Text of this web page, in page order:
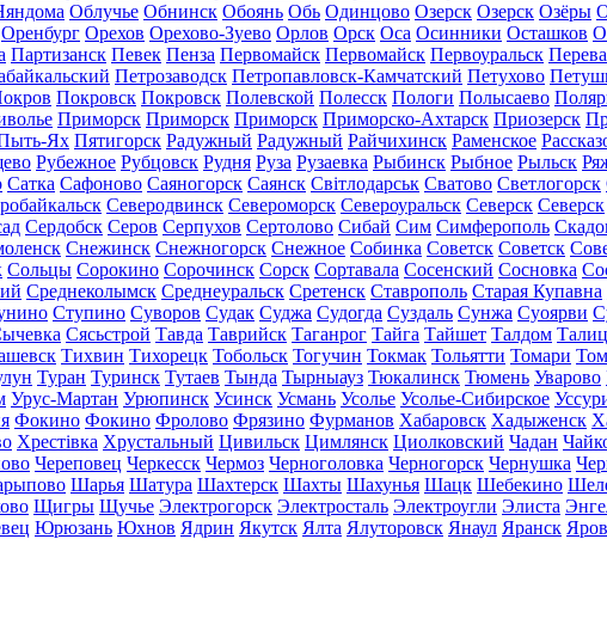
Облучье Обнинск Обоянь Обь Одинцово Озерск Озерск Озёры
Оренбург Орехов Орехово-Зуево Орлов Орск Оса Осинники Осташков
Партизанск Певек Пенза Первомайск Первомайск Первоуральск
Петрозаводск Петропавловск-Камчатский Петухово
Покровск Покровск Полевской Полесск Пологи Полысаево
Приморск Приморск Приморск Приморско-Ахтарск Приозерск
Ях Пятигорск Радужный Радужный Райчихинск Раменское
Рубежное Рубцовск Рудня Руза Рузаевка Рыбинск Рыбное Рыльск
Сатка Сафоново Саяногорск Саянск Світлодарськ Сватово Светлогорск
Северодвинск Североморск Североуральск Северск Северск
Сердобск Серов Серпухов Сертолово Сибай Сим Симферополь
Снежинск Снежногорск Снежное Собинка Советск Советск
Сольцы Сорокино Сорочинск Сорск Сортавала Сосенский Сосновка
Среднеколымск Среднеуральск Сретенск Ставрополь Старая Купавна
Ступино Суворов Судак Суджа Судогда Суздаль Сунжа Суоярви
Сясьстрой Тавда Таврийск Таганрог Тайга Тайшет Талдом
Тихвин Тихорецк Тобольск Тогучин Токмак Тольятти Томари
Туран Туринск Тутаев Тында Тырныауз Тюкалинск Тюмень Уварово
Урус-Мартан Урюпинск Усинск Усмань Усолье Усолье-Сибирское
Фокино Фокино Фролово Фрязино Фурманов Хабаровск Хадыженск
Хрестівка Хрустальный Цивильск Цимлянск Циолковский Чадан
Череповец Черкесск Чермоз Черноголовка Черногорск Чернушка
Шарья Шатура Шахтерск Шахты Шахунья Шацк Шебекино
Щигры Щучье Электрогорск Электросталь Электроугли Элиста
Юрюзань Юхнов Ядрин Якутск Ялта Ялуторовск Янаул Яранск